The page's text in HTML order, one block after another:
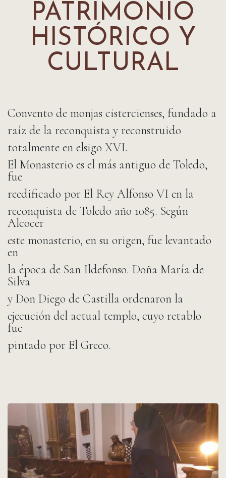
PATRIMONIO
HISTÓRICO Y
CULTURAL
Convento de monjas cistercienses, fundado a
raíz de la reconquista y reconstruido
totalmente en elsigo XVI.
El Monasterio es el más antiguo de Toledo,
fue
reedificado por El Rey Alfonso VI en la
reconquista de Toledo año 1085. Según
Alcocer
este monasterio, en su origen, fue levantado
en
la época de San Ildefonso. Doña María de
Silva
y Don Diego de Castilla ordenaron la
ejecución del actual templo, cuyo retablo
fue
pintado por El Greco.